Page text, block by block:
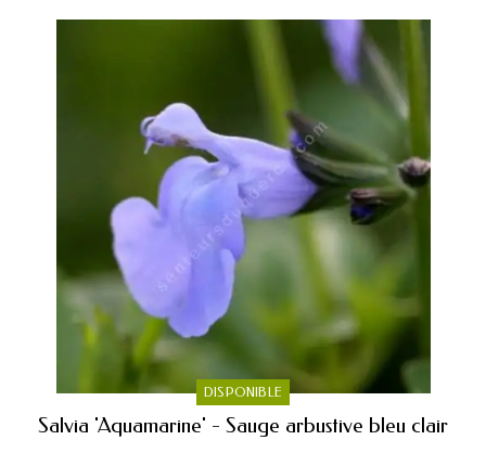
DISPONIBLE
Salvia 'Aquamarine' - Sauge arbustive bleu clair